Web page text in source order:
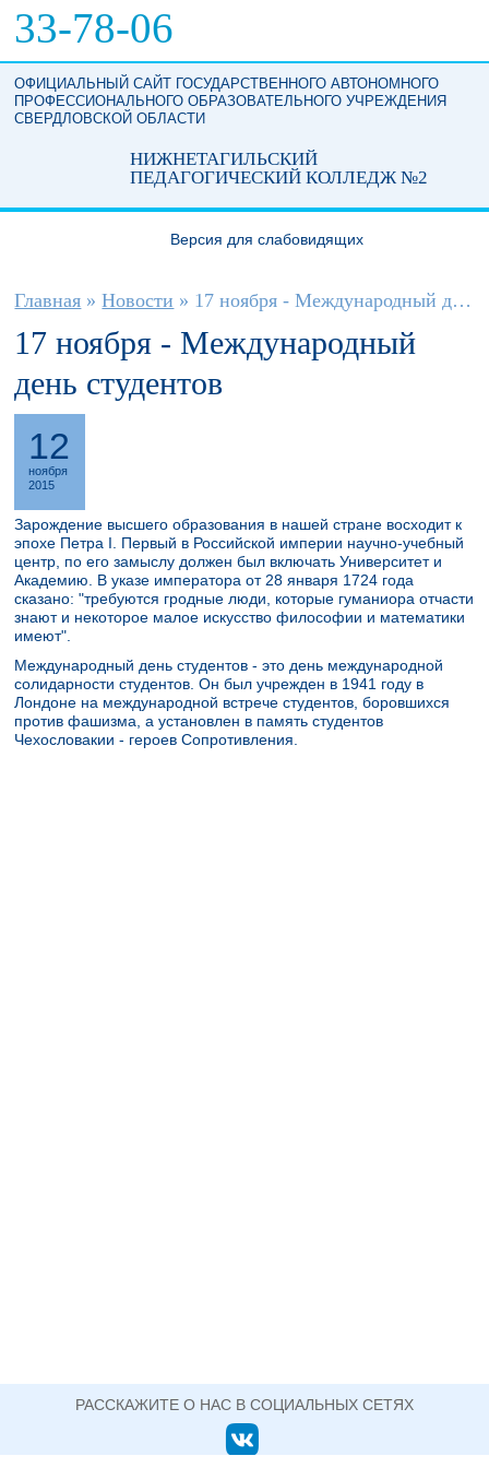
33-78-06
ОФИЦИАЛЬНЫЙ САЙТ ГОСУДАРСТВЕННОГО АВТОНОМНОГО
ПРОФЕССИОНАЛЬНОГО ОБРАЗОВАТЕЛЬНОГО УЧРЕЖДЕНИЯ
СВЕРДЛОВСКОЙ ОБЛАСТИ
НИЖНЕТАГИЛЬСКИЙ
ПЕДАГОГИЧЕСКИЙ КОЛЛЕДЖ №2
Версия для слабовидящих
Вы здесь
Главная » Новости » 17 ноября - Международный день студентов
17 ноября - Международный
день студентов
12
ноября
2015
Зарождение высшего образования в нашей стране восходит к
эпохе Петра I. Первый в Российской империи научно-учебный
центр, по его замыслу должен был включать Университет и
Академию. В указе императора от 28 января 1724 года
сказано: "требуются гродные люди, которые гуманиора отчасти
знают и некоторое малое искусство философии и математики
имеют".
Международный день студентов - это день международной
солидарности студентов. Он был учрежден в 1941 году в
Лондоне на международной встрече студентов, боровшихся
против фашизма, а установлен в память студентов
Чехословакии - героев Сопротивления.
РАССКАЖИТЕ О НАС В СОЦИАЛЬНЫХ СЕТЯХ